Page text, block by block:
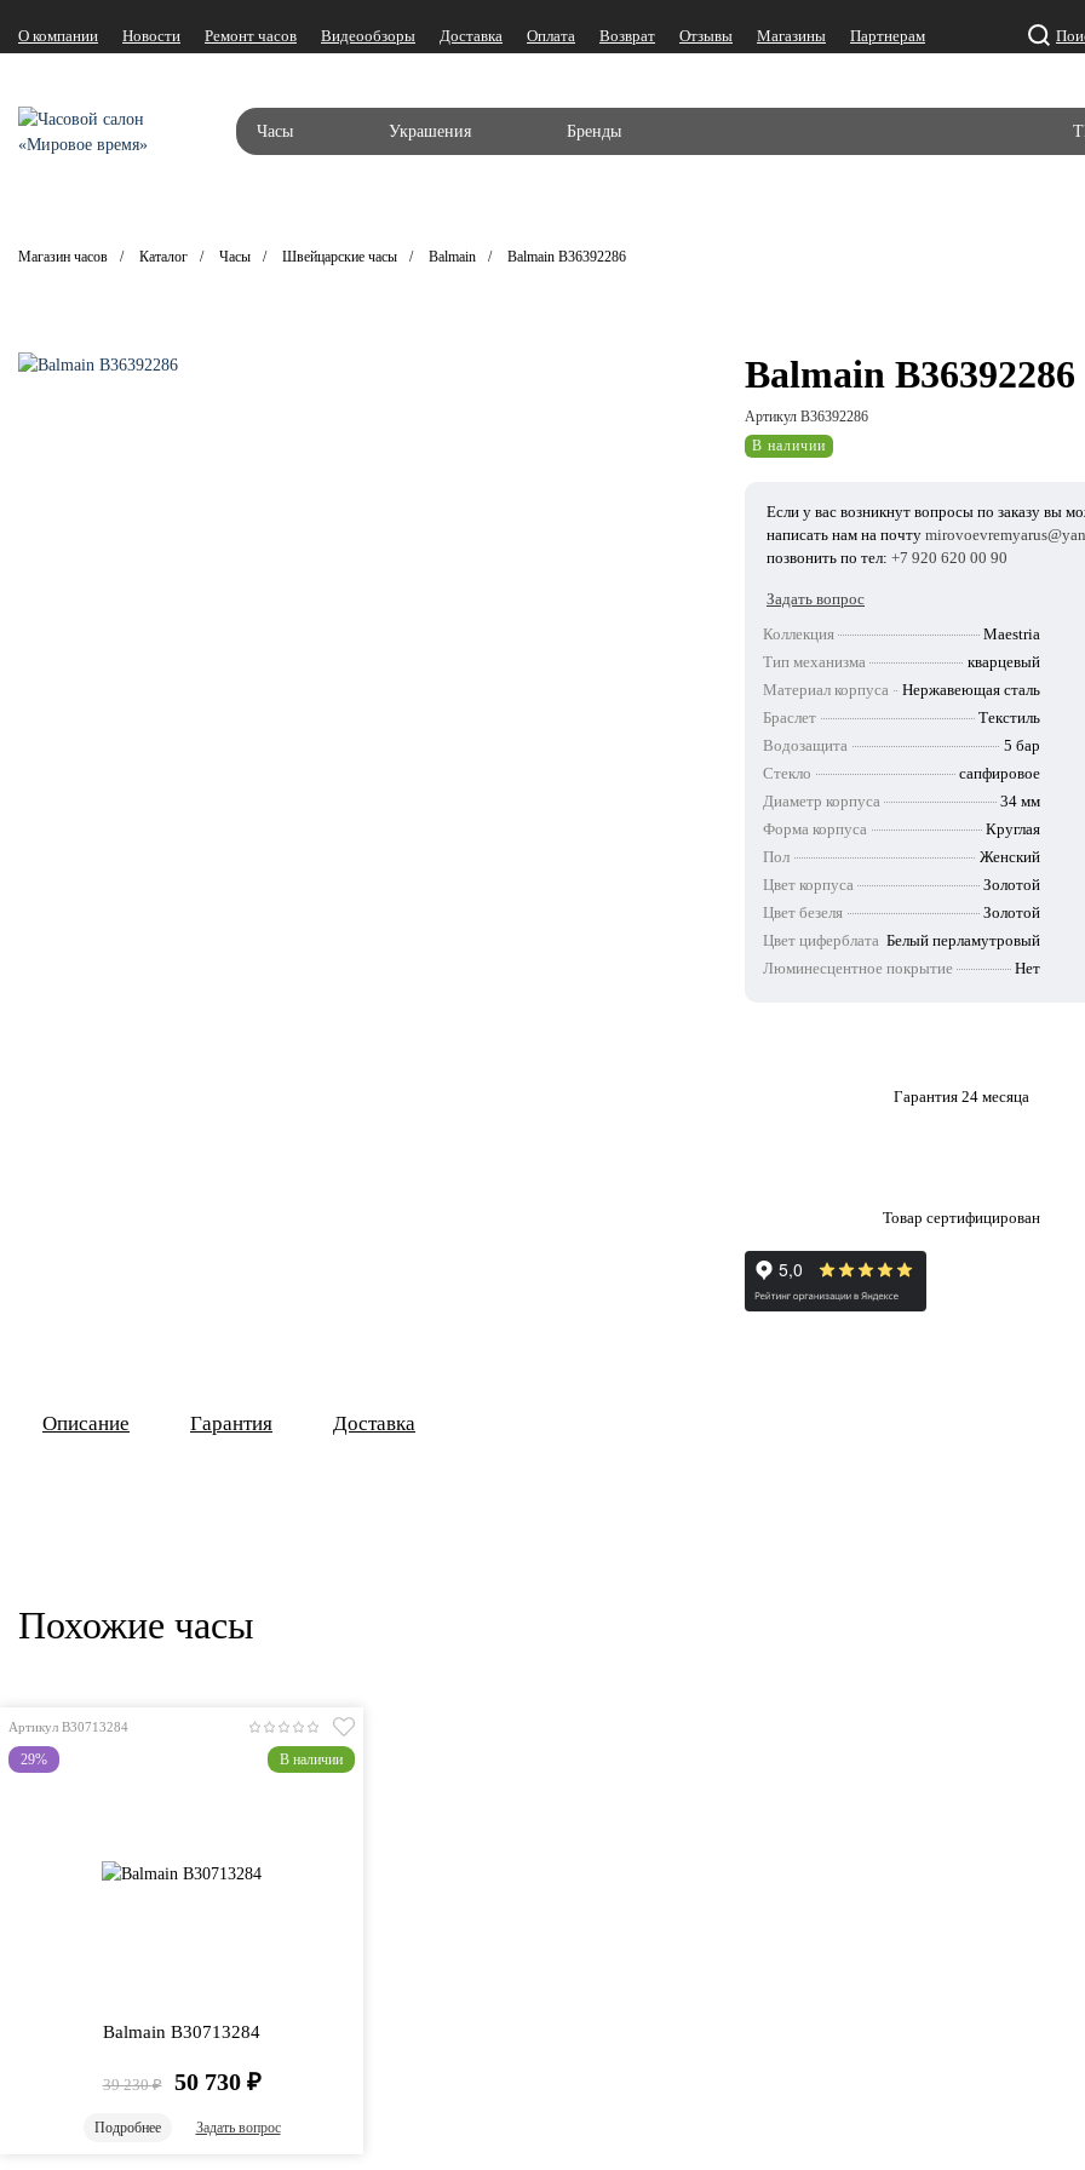
О компании Новости Ремонт часов Видеообзоры Доставка Оплата Возврат Отзывы Магазины Партнерам
Часы Украшения Бренды
Магазин часов Каталог Часы Швейцарские часы Balmain Balmain B36392286
Balmain B36392286
Артикул B36392286
В наличии
Если у вас возникнут вопросы по заказу вы
написать нам на почту
позвонить по тел: +7 920 620 00 90
Задать вопрос
Коллекция
Maestria
Тип механизма
кварцевый
Материал корпуса
Нержавеющая сталь
Браслет
Текстиль
Водозащита
5 бар
Стекло
сапфировое
Диаметр корпуса
34 мм
Форма корпуса
Круглая
Пол
Женский
Цвет корпуса
Золотой
Цвет безеля
Золотой
Цвет циферблата Белый перламутровый
Люминесцентное покрытие
Нет
Гарантия 24 месяца
Товар сертифицирован
Описание Гарантия Доставка
Похожие часы
Артикул B30713284
29% В наличии
Balmain B30713284
39 230 ₽ 50 730 ₽
Подробнее Задать вопрос